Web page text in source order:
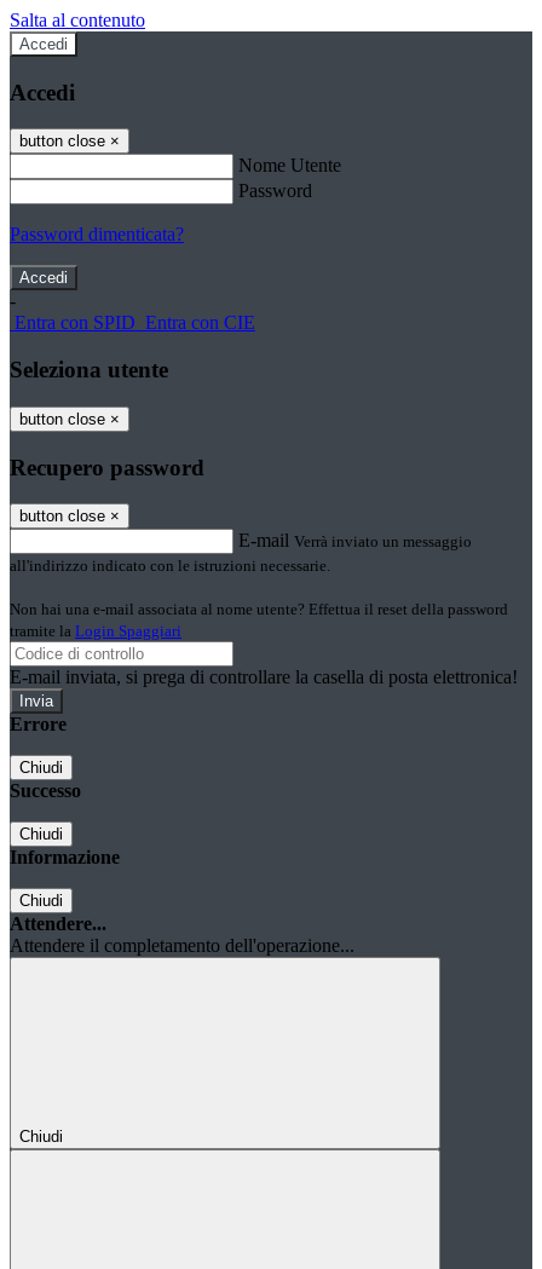
Salta al contenuto
Accedi
Accedi
button close ×
Nome Utente
Password
Password dimenticata?
-
Entra con SPID Entra con CIE
Seleziona utente
button close ×
Recupero password
button close ×
E-mail Verrà inviato un messaggio
all'indirizzo indicato con le istruzioni necessarie.
Non hai una e-mail associata al nome utente? Effettua il reset della password
tramite la Login Spaggiari
E-mail inviata, si prega di controllare la casella di posta elettronica!
Errore
Chiudi
Successo
Chiudi
Informazione
Chiudi
Attendere...
Attendere il completamento dell'operazione...
Chiudi